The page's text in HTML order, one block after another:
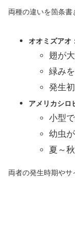
両種の違いを箇条書
オオミズアオ
翅が
緑み
発生
アメリカシロ
小型
幼虫
夏～
両者の発生時期やサ